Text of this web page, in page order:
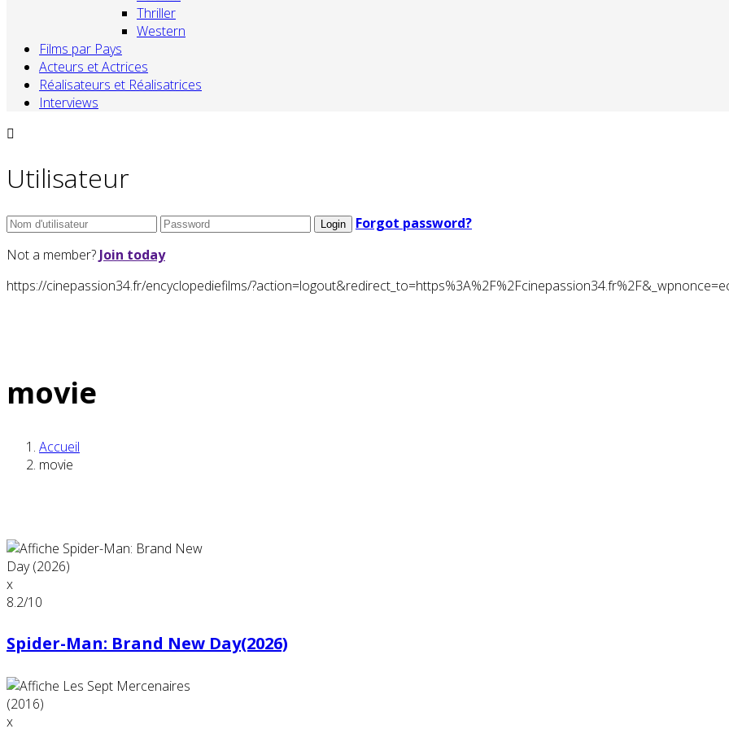
Thriller
Western
Films par Pays
Acteurs et Actrices
Réalisateurs et Réalisatrices
Interviews
Utilisateur
Forgot password?
Not a member? Join today
https://cinepassion34.fr/encyclopediefilms/
movie
Accueil
movie
x
8.2/10
Spider-Man: Brand New Day(2026)
x